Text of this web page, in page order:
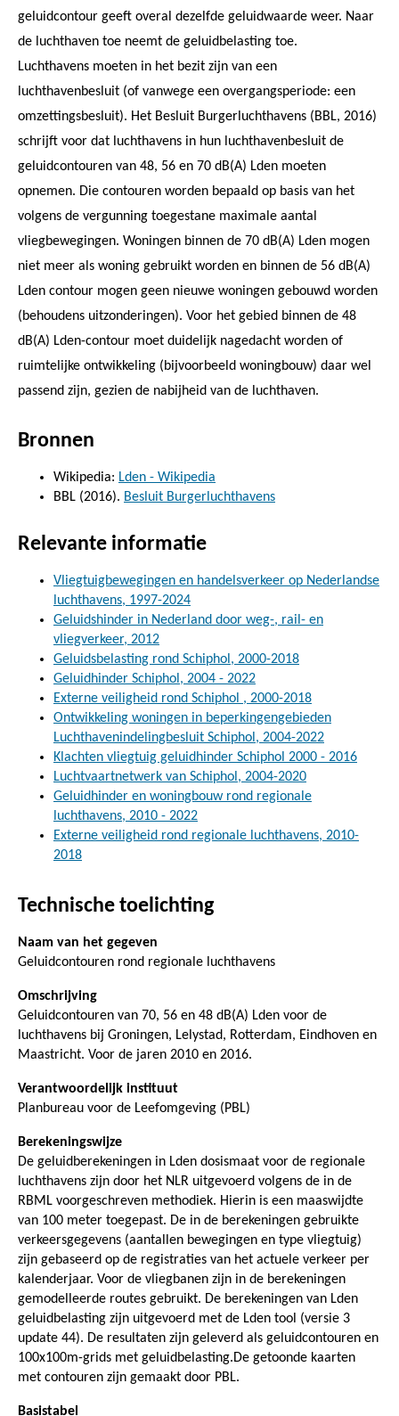
geluidcontour geeft overal dezelfde geluidwaarde weer. Naar
de luchthaven toe neemt de geluidbelasting toe.
Luchthavens moeten in het bezit zijn van een
luchthavenbesluit (of vanwege een overgangsperiode: een
omzettingsbesluit). Het Besluit Burgerluchthavens (BBL, 2016)
schrijft voor dat luchthavens in hun luchthavenbesluit de
geluidcontouren van 48, 56 en 70 dB(A) Lden moeten
opnemen. Die contouren worden bepaald op basis van het
volgens de vergunning toegestane maximale aantal
vliegbewegingen. Woningen binnen de 70 dB(A) Lden mogen
niet meer als woning gebruikt worden en binnen de 56 dB(A)
Lden contour mogen geen nieuwe woningen gebouwd worden
(behoudens uitzonderingen). Voor het gebied binnen de 48
dB(A) Lden-contour moet duidelijk nagedacht worden of
ruimtelijke ontwikkeling (bijvoorbeeld woningbouw) daar wel
passend zijn, gezien de nabijheid van de luchthaven.
Bronnen
Wikipedia: Lden - Wikipedia
BBL (2016). Besluit Burgerluchthavens
Relevante informatie
Vliegtuigbewegingen en handelsverkeer op Nederlandse
luchthavens, 1997-2024
Geluidshinder in Nederland door weg-, rail- en
vliegverkeer, 2012
Geluidsbelasting rond Schiphol, 2000-2018
Geluidhinder Schiphol, 2004 - 2022
Externe veiligheid rond Schiphol , 2000-2018
Ontwikkeling woningen in beperkingengebieden
Luchthavenindelingbesluit Schiphol, 2004-2022
Klachten vliegtuig geluidhinder Schiphol 2000 - 2016
Luchtvaartnetwerk van Schiphol, 2004-2020
Geluidhinder en woningbouw rond regionale
luchthavens, 2010 - 2022
Externe veiligheid rond regionale luchthavens, 2010-
2018
Technische toelichting
Naam van het gegeven
Geluidcontouren rond regionale luchthavens
Omschrijving
Geluidcontouren van 70, 56 en 48 dB(A) Lden voor de
luchthavens bij Groningen, Lelystad, Rotterdam, Eindhoven en
Maastricht. Voor de jaren 2010 en 2016.
Verantwoordelijk instituut
Planbureau voor de Leefomgeving (PBL)
Berekeningswijze
De geluidberekeningen in Lden dosismaat voor de regionale
luchthavens zijn door het NLR uitgevoerd volgens de in de
RBML voorgeschreven methodiek. Hierin is een maaswijdte
van 100 meter toegepast. De in de berekeningen gebruikte
verkeersgegevens (aantallen bewegingen en type vliegtuig)
zijn gebaseerd op de registraties van het actuele verkeer per
kalenderjaar. Voor de vliegbanen zijn in de berekeningen
gemodelleerde routes gebruikt. De berekeningen van Lden
geluidbelasting zijn uitgevoerd met de Lden tool (versie 3
update 44). De resultaten zijn geleverd als geluidcontouren en
100x100m-grids met geluidbelasting.De getoonde kaarten
met contouren zijn gemaakt door PBL.
Basistabel